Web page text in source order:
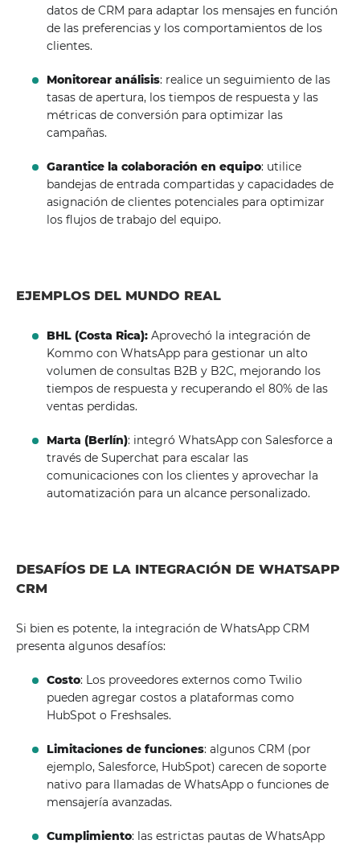
datos de CRM para adaptar los mensajes en función
de las preferencias y los comportamientos de los
clientes.
Monitorear análisis: realice un seguimiento de las
tasas de apertura, los tiempos de respuesta y las
métricas de conversión para optimizar las
campañas.
Garantice la colaboración en equipo: utilice
bandejas de entrada compartidas y capacidades de
asignación de clientes potenciales para optimizar
los flujos de trabajo del equipo.
EJEMPLOS DEL MUNDO REAL
BHL (Costa Rica):Aprovechó la integración de
Kommo con WhatsApp para gestionar un alto
volumen de consultas B2B y B2C, mejorando los
tiempos de respuesta y recuperando el 80% de las
ventas perdidas.
Marta (Berlín): integró WhatsApp con Salesforce a
través de Superchat para escalar las
comunicaciones con los clientes y aprovechar la
automatización para un alcance personalizado.
DESAFÍOS DE LA INTEGRACIÓN DE WHATSAPP
CRM
Si bien es potente, la integración de WhatsApp CRM
presenta algunos desafíos:
Costo: Los proveedores externos como Twilio
pueden agregar costos a plataformas como
HubSpot o Freshsales.
Limitaciones de funciones: algunos CRM (por
ejemplo, Salesforce, HubSpot) carecen de soporte
nativo para llamadas de WhatsApp o funciones de
mensajería avanzadas.
Cumplimiento: las estrictas pautas de WhatsApp